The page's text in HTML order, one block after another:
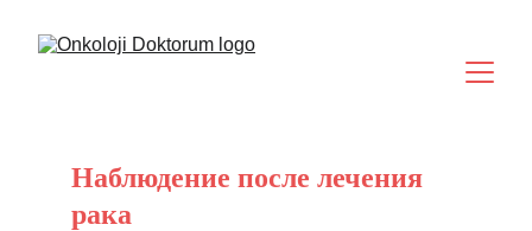
Наблюдение после лечения
рака